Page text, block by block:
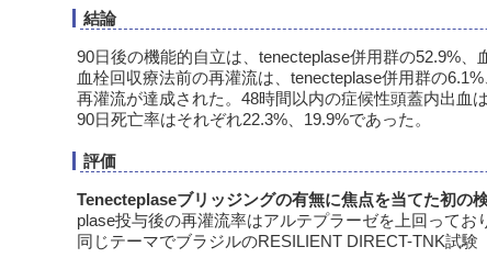
結論
90日後の機能的自立は、tenecteplase併用群の52.9%、
血栓回収療法前の再灌流は、tenecteplase併用群の
再灌流が達成された。48時間以内の症候性頭蓋内出血
90日死亡率はそれぞれ22.3%、19.9%であった。
評価
Tenecteplaseブリッジングの有無に焦点を当てた初の
plase投与後の再灌流率はアルテプラーゼを上回ってお
同じテーマでブラジルのRESILIENT DIRECT-TNK試